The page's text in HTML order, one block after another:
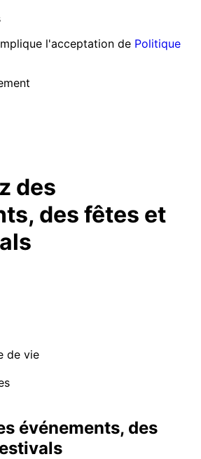
l'acceptation de Politique
J’ai perdu mon billet
événement
des
des fêtes et
de vie
événements, des